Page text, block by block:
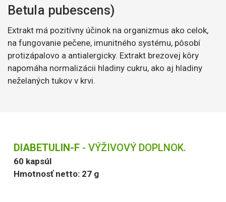
Betula pubescens)
Extrakt má pozitívny účinok na organizmus ako celok,
na fungovanie pečene, imunitného systému, pôsobí
protizápalovo a antialergicky. Extrakt brezovej kôry
napomáha normalizácii hladiny cukru, ako aj hladiny
neželaných tukov v krvi.
DIABETULIN-F- VÝŽIVOVÝ DOPLNOK.
60 kapsúl
Hmotnosť netto: 27 g